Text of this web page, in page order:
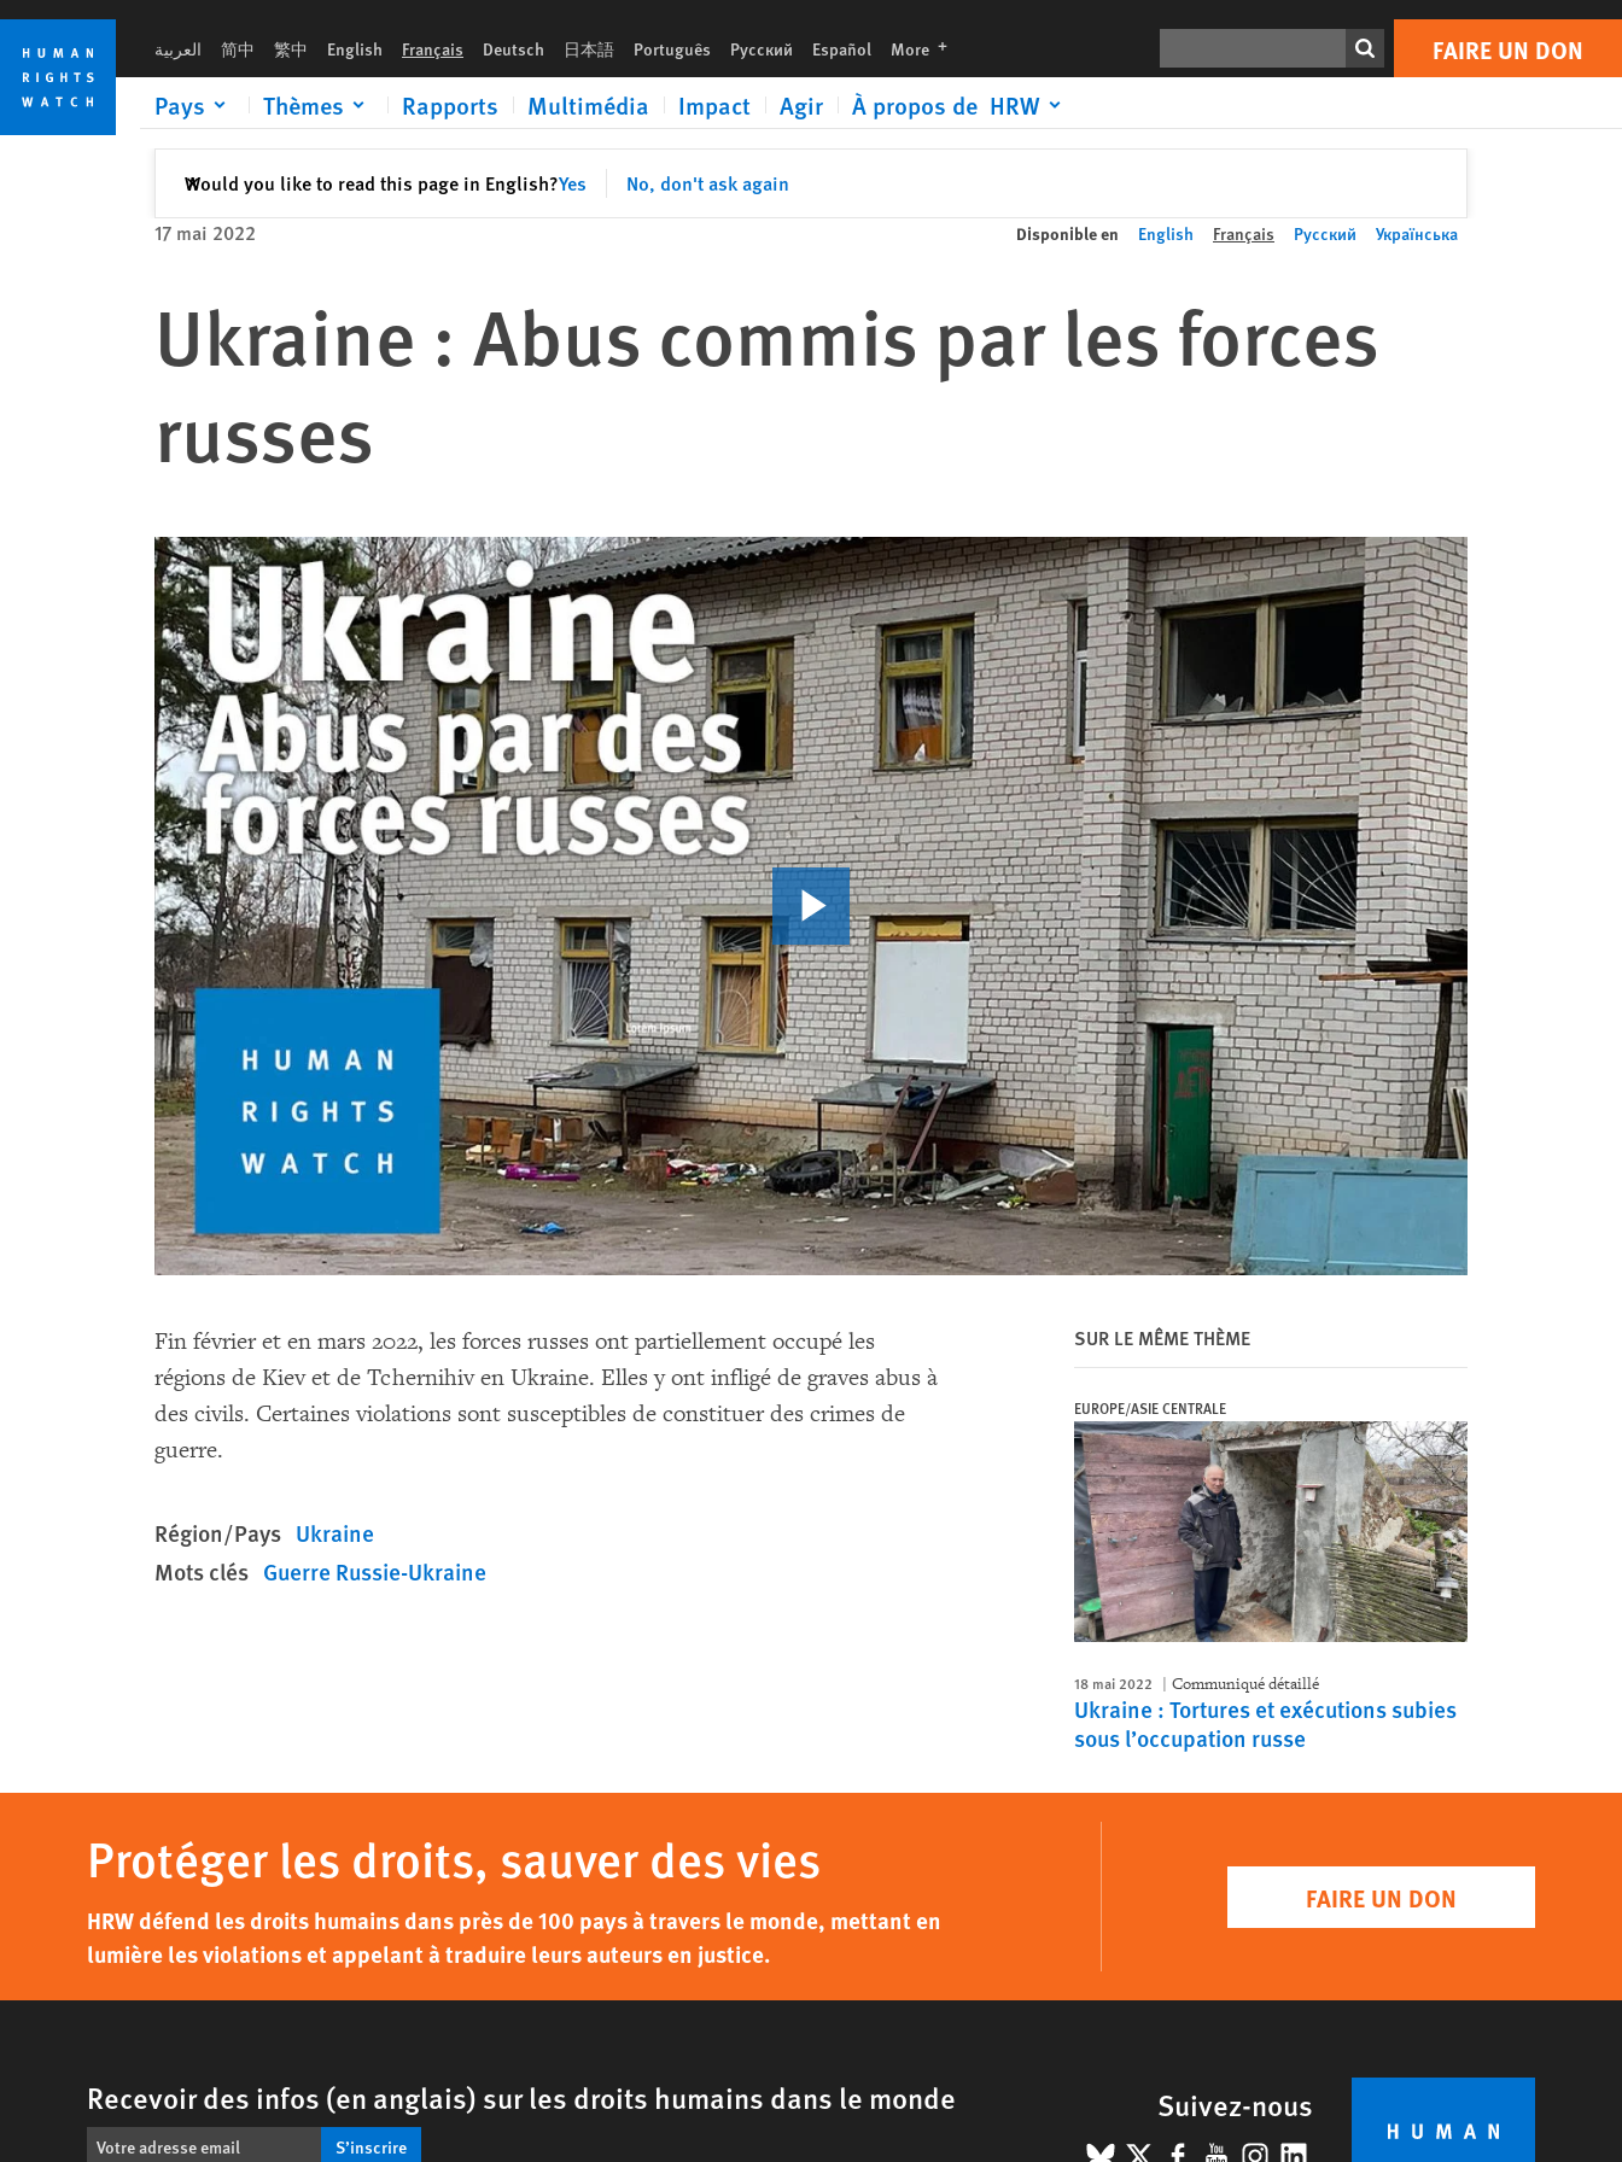
Skip
cookie
privacy
notice
Skip
main
content
العربية 简中 繁中 English Français Deutsch 日本語 Português Русский Español More languages FAIRE UN DON
Pays Thèmes Rapports Multimédia Impact Agir À propos de HRW
Would you like to read this page in English?Yes No, don't ask again
✕Fermer
17 mai 2022
Disponible en English Français Русский Українська
Ukraine : Abus commis par les forces
russes
Fin février et en mars 2022, les forces russes ont partiellement occupé les
régions de Kiev et de Tchernihiv en Ukraine. Elles y ont infligé de graves abus à
des civils. Certaines violations sont susceptibles de constituer des crimes de
guerre.
Région/Pays Ukraine
Mots clés Guerre Russie-Ukraine
SUR LE MÊME THÈME
EUROPE/ASIE CENTRALE
18 mai 2022 Communiqué détaillé
Ukraine : Tortures et exécutions subies
sous l’occupation russe
Protéger les droits, sauver des vies
HRW défend les droits humains dans près de 100 pays à travers le monde, mettant en
lumière les violations et appelant à traduire leurs auteurs en justice.
FAIRE UN DON
Recevoir des infos (en anglais) sur les droits humains dans le monde
S’inscrire
Suivez-nous